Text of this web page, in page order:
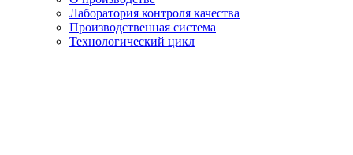
Лаборатория контроля качества
Производственная система
Технологический цикл